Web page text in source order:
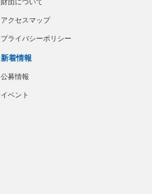
財団について
アクセスマップ
プライバシーポリシー
新着情報
公募情報
イベント